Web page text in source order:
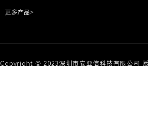
更多产品>
Copyright © 2023深圳市安亚信科技有限公司